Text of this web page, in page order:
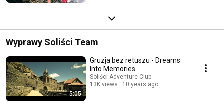
Wyprawy Soliści Team
5:05
Gruzja bez retuszu - Dreams
Into Memories
Soliści Adventure Club
13K views
10 years ago